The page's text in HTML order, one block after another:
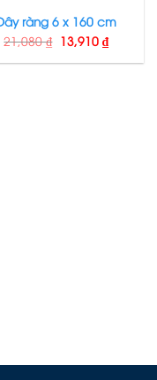
ràng 6 x 160 cm
21,080₫ 13,910 ₫